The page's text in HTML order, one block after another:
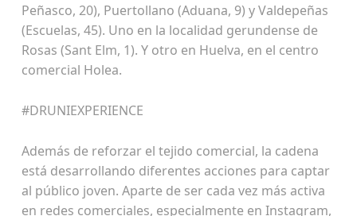
Peñasco, 20), Puertollano (Aduana, 9) y Valdepeñas
(Escuelas, 45). Uno en la localidad gerundense de
Rosas (Sant Elm, 1). Y otro en Huelva, en el centro
comercial Holea.
#DRUNIEXPERIENCE
Además de reforzar el tejido comercial, la cadena
está desarrollando diferentes acciones para captar
al público joven. Aparte de ser cada vez más activa
en redes comerciales, especialmente en Instagram,